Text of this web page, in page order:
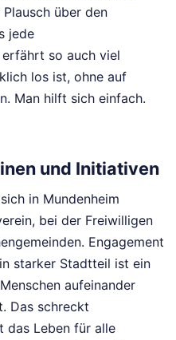
über den
jede
so auch viel
los ist, ohne auf
Man hilft sich einfach.
und Initiativen
in Mundenheim
bei der Freiwilligen
Engagement
starker Stadtteil ist ein
aufeinander
Das schreckt
das Leben für alle